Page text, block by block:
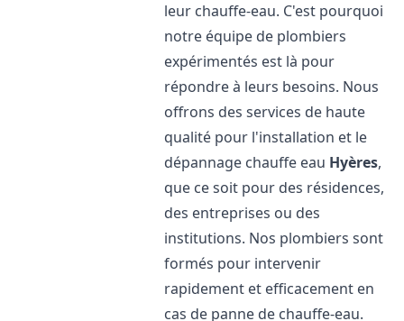
leur chauffe-eau. C'est pourquoi
notre équipe de plombiers
expérimentés est là pour
répondre à leurs besoins. Nous
offrons des services de haute
qualité pour l'installation et le
dépannage chauffe eau Hyères,
que ce soit pour des résidences,
des entreprises ou des
institutions. Nos plombiers sont
formés pour intervenir
rapidement et efficacement en
cas de panne de chauffe-eau.